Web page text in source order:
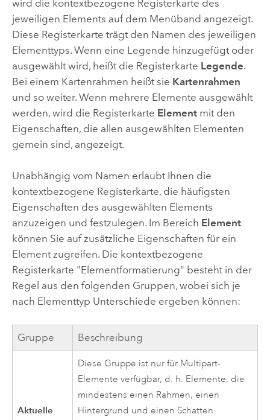
wird die kontextbezogene Registerkarte des
jeweiligen Elements auf dem Menüband angezeigt.
Diese Registerkarte trägt den Namen des jeweiligen
Elementtyps. Wenn eine Legende hinzugefügt oder
ausgewählt wird, heißt die Registerkarte Legende.
Bei einem Kartenrahmen heißt sie Kartenrahmen
und so weiter. Wenn mehrere Elemente ausgewählt
werden, wird die Registerkarte Elementmit den
Eigenschaften, die allen ausgewählten Elementen
gemein sind, angezeigt.
Unabhängig vom Namen erlaubt Ihnen die
kontextbezogene Registerkarte, die häufigsten
Eigenschaften des ausgewählten Elements
anzuzeigen und festzulegen. Im Bereich Element
können Sie auf zusätzliche Eigenschaften für ein
Element zugreifen. Die kontextbezogene
Registerkarte "Elementformatierung" besteht in der
Regel aus den folgenden Gruppen, wobei sich je
nach Elementtyp Unterschiede ergeben können:
Gruppe Beschreibung
Aktuelle
Diese Gruppe ist nur für Multipart-
Elemente verfügbar, d. h. Elemente, die
mindestens einen Rahmen, einen
Hintergrund und einen Schatten